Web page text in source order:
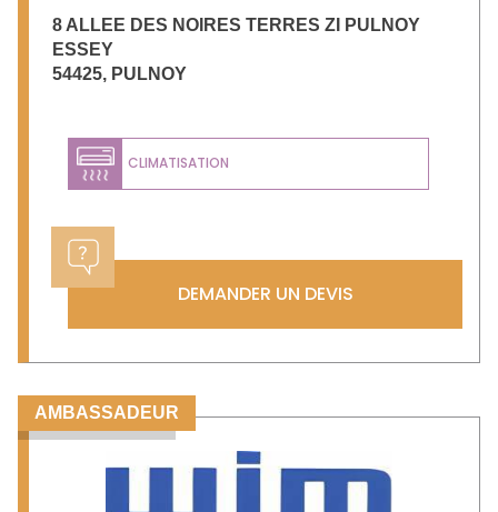
8 ALLEE DES NOIRES TERRES ZI PULNOY
ESSEY
54425, PULNOY
CLIMATISATION
DEMANDER UN DEVIS
AMBASSADEUR